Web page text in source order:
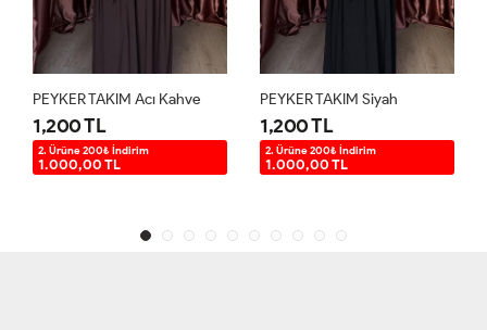
PEYKER TAKIM Acı Kahve
1,200 TL
2. Ürüne 200₺ İndirim
1.000,00 TL
PEYKER TAKIM Siyah
1,200 TL
2. Ürüne 200₺ İndirim
1.000,00 TL